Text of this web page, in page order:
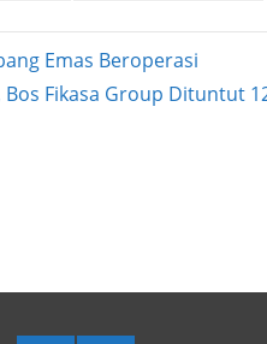
Emas Beroperasi
Fikasa Group Dituntut